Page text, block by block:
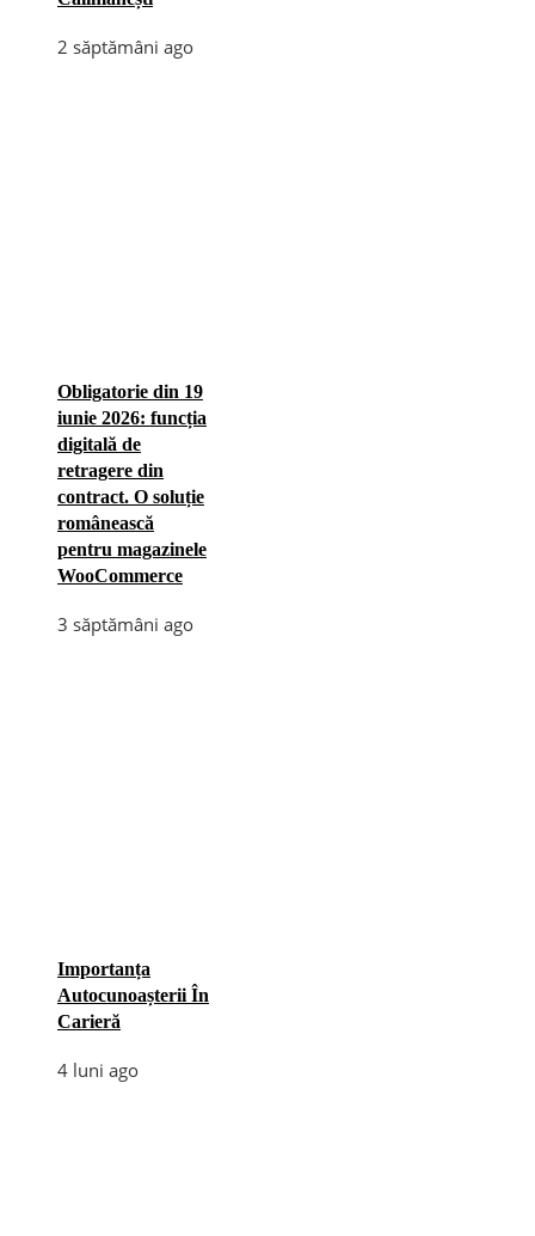
2 săptămâni ago
Obligatorie din 19
iunie 2026: funcția
digitală de
retragere din
contract. O soluție
românească
pentru magazinele
WooCommerce
3 săptămâni ago
Importanța
Autocunoașterii În
Carieră
4 luni ago